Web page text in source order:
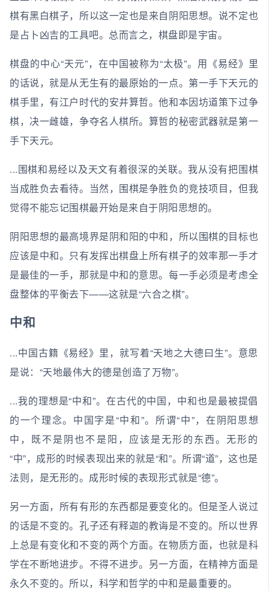
棋有黑白棋子，所以这一定也是来自阴阳思想。说不定也
是占卜凶吉的工具吧。总而言之，棋盘即是宇宙。
棋盘的中心“天元”，在中国被称为“太极”。用《易经》里
的话说，就是从无生有的最原始的一点。第一手下天元的
棋手里，有江户时代的安井算哲。他和本因坊道策下过争
棋，决一雌雄，争夺名人棋所。算哲的秘密武器就是第一
手下天元。
...围棋和易经以及天文有着很深的关联。我从没有把围棋
当成胜负去看待。当然，围棋是争胜负的竞技项目，但我
觉得不能忘记围棋最开始是来自于阴阳思想的。
阴阳思想的最高境界是阴和阳的中和，所以围棋的目标也
应该是中和。只有发挥出棋盘上所有棋子的效率那一手才
是最佳的一手，那就是中和的意思。每一手必须是考虑全
盘整体的平衡去下——这就是“六合之棋”。
中和
...中国古籍《易经》里，就写着“天地之大德曰生”。意思
是说：“天地最伟大的德是创造了万物”。
...我的理想是“中和”。在古代的中国，中和也是最被提倡
的一个理念。中国字是“中和”。所谓“中”，在阴阳思想
中，既不是阴也不是阳，应该是无形的东西。无形的
“中”，成形的时候表现出来的就是“和”。所谓“道”，这也是
法则，是无形的。成形时候的表现形式就是“德”。
另一方面，所有有形的东西都是要变化的。但是圣人说过
的话是不变的。孔子还有释迦的教诲是不变的。所以世界
上总是有变化和不变的两个方面。在物质方面，也就是科
学在不断地进步。不得不进步。另一方面，在精神方面是
永久不变的。所以，科学和哲学的中和是最重要的。